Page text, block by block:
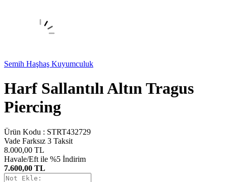
Semih Haşhaş Kuyumculuk
Harf Sallantılı Altın Tragus
Piercing
Ürün Kodu : STRT432729
Vade Farksız 3 Taksit
8.000,00 TL
Havale/Eft ile %5 İndirim
7.600,00 TL